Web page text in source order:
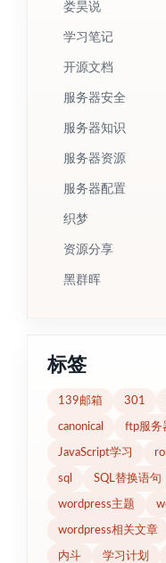
娄昊说
学习笔记
开源文档
服务器安全
服务器知识
服务器资源
服务器配置
织梦
资源分享
黑群晖
标签
139邮箱 301
canonical ftp服务
JavaScript学习
sql SQL替换语句
wordpress主题
wordpress相关文章
内斗 学习计划